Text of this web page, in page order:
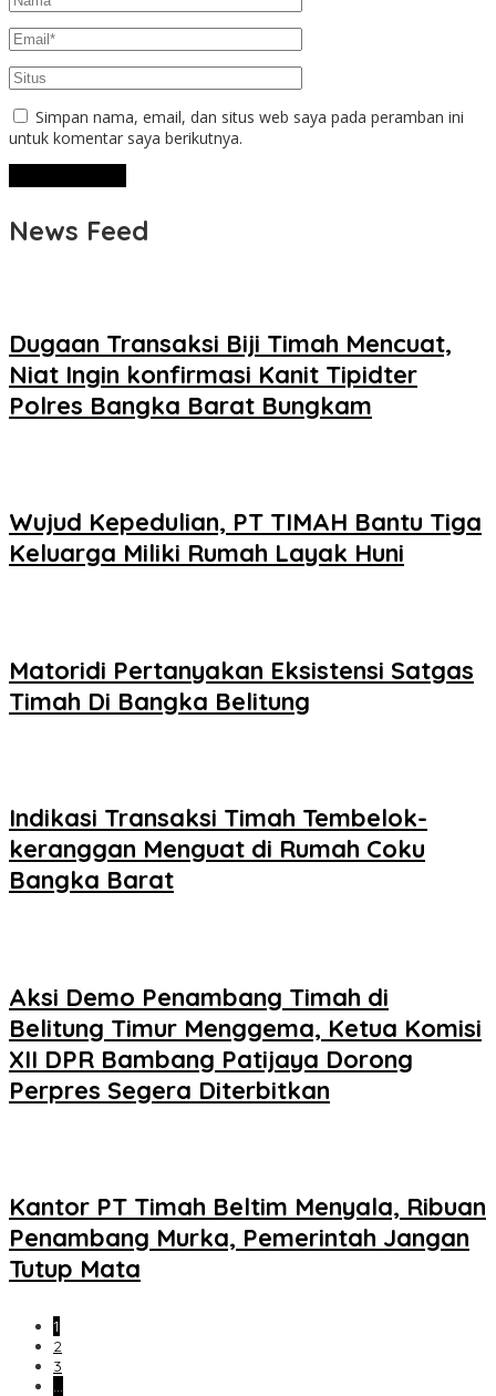
Simpan nama, email, dan situs web saya pada peramban ini
untuk komentar saya berikutnya.
News Feed
Dugaan Transaksi Biji Timah Mencuat,
Niat Ingin konfirmasi Kanit Tipidter
Polres Bangka Barat Bungkam
Wujud Kepedulian, PT TIMAH Bantu Tiga
Keluarga Miliki Rumah Layak Huni
Matoridi Pertanyakan Eksistensi Satgas
Timah Di Bangka Belitung
Indikasi Transaksi Timah Tembelok-
keranggan Menguat di Rumah Coku
Bangka Barat
Aksi Demo Penambang Timah di
Belitung Timur Menggema, Ketua Komisi
XII DPR Bambang Patijaya Dorong
Perpres Segera Diterbitkan
Kantor PT Timah Beltim Menyala, Ribuan
Penambang Murka, Pemerintah Jangan
Tutup Mata
1
2
3
…